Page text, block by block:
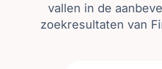
vallen in de
zoekresultaten van